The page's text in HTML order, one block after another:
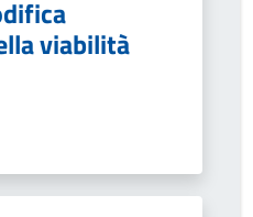
viabilità